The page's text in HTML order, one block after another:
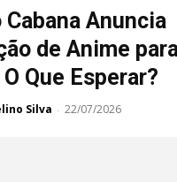
Anuncia
de Anime
Que Esperar?
Silva - 22/07/2026